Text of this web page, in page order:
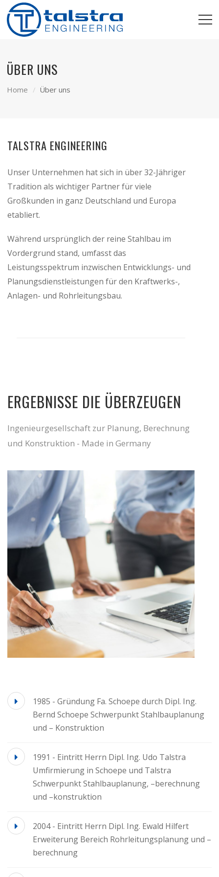
ÜBER UNS
Home Über uns
TALSTRA ENGINEERING
Unser Unternehmen hat sich in über 32-Jähriger
Tradition als wichtiger Partner für viele
Großkunden in ganz Deutschland und Europa
etabliert.
Während ursprünglich der reine Stahlbau im
Vordergrund stand, umfasst das
Leistungsspektrum inzwischen Entwicklungs- und
Planungsdienstleistungen für den Kraftwerks-,
Anlagen- und Rohrleitungsbau.
ERGEBNISSE DIE ÜBERZEUGEN
Ingenieurgesellschaft zur Planung, Berechnung
und Konstruktion - Made in Germany
1985 - Gründung Fa. Schoepe durch Dipl. Ing.
Bernd Schoepe Schwerpunkt Stahlbauplanung
und – Konstruktion
1991 - Eintritt Herrn Dipl. Ing. Udo Talstra
Umfirmierung in Schoepe und Talstra
Schwerpunkt Stahlbauplanung, –berechnung
und –konstruktion
2004 - Eintritt Herrn Dipl. Ing. Ewald Hilfert
Erweiterung Bereich Rohrleitungsplanung und –
berechnung